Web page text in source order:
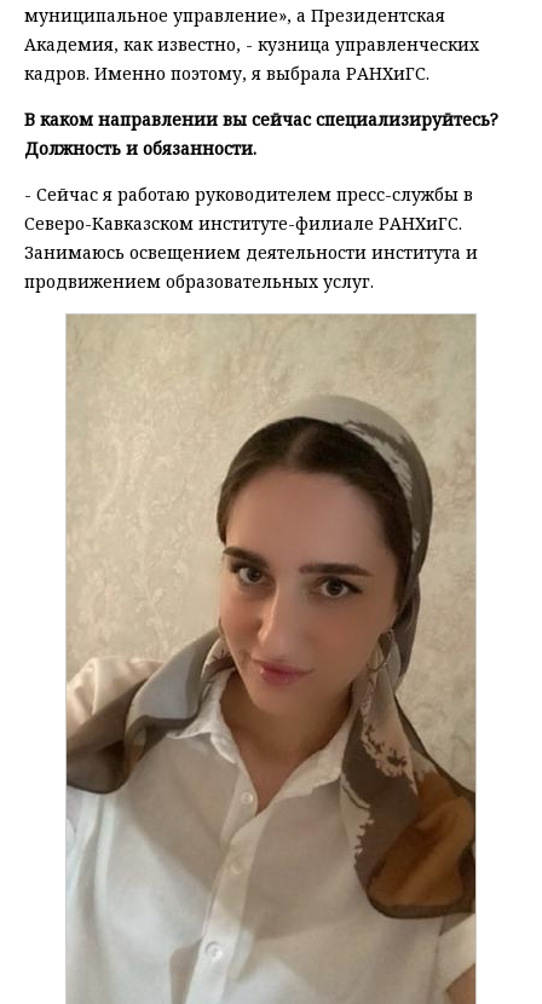
муниципальное управление», а Президентская
Академия, как известно, - кузница управленческих
кадров. Именно поэтому, я выбрала РАНХиГС.
В каком направлении вы сейчас специализируйтесь?
Должность и обязанности.
- Сейчас я работаю руководителем пресс-службы в
Северо-Кавказском институте-филиале РАНХиГС.
Занимаюсь освещением деятельности института и
продвижением образовательных услуг.